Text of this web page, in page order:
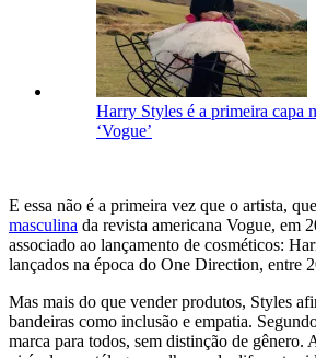
Harry Styles é a primeira capa
‘Vogue’
E essa não é a primeira vez que o artista,
masculina da revista americana Vogue, em
associado ao lançamento de cosméticos:
lançados na época do One Direction, entre
Mas mais do que vender produtos, Styles
bandeiras como inclusão e empatia.
marca para todos, sem distinção de gênero.